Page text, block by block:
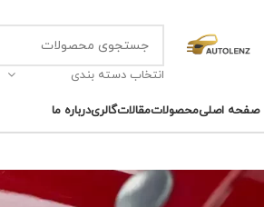
انتخاب دسته بندی
صفحه اصلیمحصولاتمقالاتگالریدرباره ما